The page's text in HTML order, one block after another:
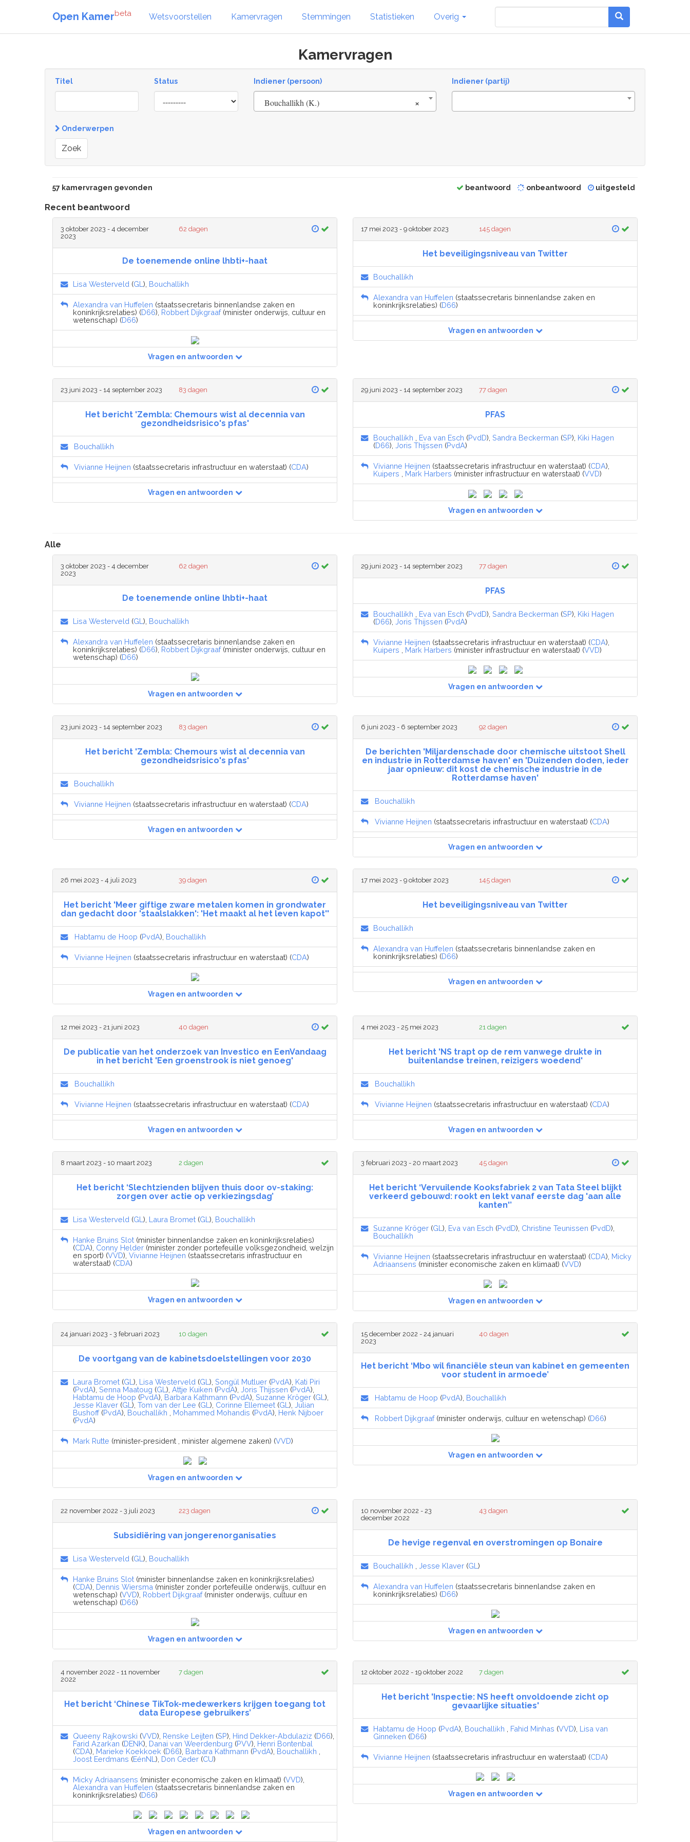
Open Kamerbeta Wetsvoorstellen Kamervragen Stemmingen Statistieken Overig
Kamervragen
Titel Status
[invalid
name]
Indiener (persoon)
×
Bouchallikh (K.)
Indiener (partij)
Onderwerpen
Zoek
57 kamervragen gevonden beantwoord onbeantwoord uitgesteld
Recent beantwoord
3 oktober 2023 - 4 december
2023
62 dagen
De toenemende online lhbti+-haat
Lisa Westerveld (GL ), Bouchallikh
Alexandra van Huffelen (staatssecretaris binnenlandse zaken en
koninkrijksrelaties) (D66), Robbert Dijkgraaf(minister onderwijs, cultuur en
wetenschap) (D66)
Vragen en antwoorden
17 mei 2023 - 9 oktober 2023 145 dagen
Het beveiligingsniveau van Twitter
Bouchallikh
Alexandra van Huffelen (staatssecretaris binnenlandse zaken en
koninkrijksrelaties) (D66)
Vragen en antwoorden
23 juni 2023 - 14 september 2023 83 dagen
Het bericht 'Zembla: Chemours wist al decennia van
gezondheidsrisico's pfas'
Bouchallikh
Vivianne Heijnen (staatssecretaris infrastructuur en waterstaat) (CDA)
Vragen en antwoorden
29 juni 2023 - 14 september 2023 77 dagen
PFAS
Bouchallikh Eva van Esch (PvdD), Sandra Beckerman (SP), Kiki Hagen
(D66), Joris Thijssen (PvdA)
Vivianne Heijnen (staatssecretaris infrastructuur en waterstaat) (CDA),
Kuipers
Mark Harbers (minister infrastructuur en waterstaat) (VVD)
Vragen en antwoorden
Alle
3 oktober 2023 - 4 december
2023
62 dagen
De toenemende online lhbti+-haat
Lisa Westerveld (GL ), Bouchallikh
Alexandra van Huffelen (staatssecretaris binnenlandse zaken en
koninkrijksrelaties) (D66), Robbert Dijkgraaf(minister onderwijs, cultuur en
wetenschap) (D66)
Vragen en antwoorden
29 juni 2023 - 14 september 2023 77 dagen
PFAS
Bouchallikh Eva van Esch (PvdD), Sandra Beckerman (SP), Kiki Hagen
(D66), Joris Thijssen (PvdA)
Vivianne Heijnen (staatssecretaris infrastructuur en waterstaat) (CDA),
Kuipers
Mark Harbers (minister infrastructuur en waterstaat) (VVD)
Vragen en antwoorden
23 juni 2023 - 14 september 2023 83 dagen
Het bericht 'Zembla: Chemours wist al decennia van
gezondheidsrisico's pfas'
Bouchallikh
Vivianne Heijnen (staatssecretaris infrastructuur en waterstaat) (CDA)
Vragen en antwoorden
6 juni 2023 - 6 september 2023 92 dagen
De berichten 'Miljardenschade door chemische uitstoot Shell
en industrie in Rotterdamse haven' en 'Duizenden doden, ieder
jaar opnieuw: dit kost de chemische industrie in de
Rotterdamse haven'
Bouchallikh
Vivianne Heijnen (staatssecretaris infrastructuur en waterstaat) (CDA)
Vragen en antwoorden
26 mei 2023 - 4 juli 2023 39 dagen
Het bericht 'Meer giftige zware metalen komen in grondwater
dan gedacht door 'staalslakken': 'Het maakt al het leven kapot''
Habtamu de Hoop (PvdA), Bouchallikh
Vivianne Heijnen (staatssecretaris infrastructuur en waterstaat) (CDA)
Vragen en antwoorden
17 mei 2023 - 9 oktober 2023 145 dagen
Het beveiligingsniveau van Twitter
Bouchallikh
Alexandra van Huffelen (staatssecretaris binnenlandse zaken en
koninkrijksrelaties) (D66)
Vragen en antwoorden
12 mei 2023 - 21 juni 2023 40 dagen
De publicatie van het onderzoek van Investico en EenVandaag
in het bericht 'Een groenstrook is niet genoeg'
Bouchallikh
Vivianne Heijnen (staatssecretaris infrastructuur en waterstaat) (CDA)
Vragen en antwoorden
4 mei 2023 - 25 mei 2023 21 dagen
Het bericht 'NS trapt op de rem vanwege drukte in
buitenlandse treinen, reizigers woedend'
Bouchallikh
Vivianne Heijnen (staatssecretaris infrastructuur en waterstaat) (CDA)
Vragen en antwoorden
8 maart 2023 - 10 maart 2023 2 dagen
Het bericht ‘Slechtzienden blijven thuis door ov-staking:
zorgen over actie op verkiezingsdag’
Lisa Westerveld (GL ), Laura Bromet (GL ), Bouchallikh
Hanke Bruins Slot (minister binnenlandse zaken en koninkrijksrelaties)
(CDA), Conny Helder (minister zonder portefeuille volksgezondheid, welzijn
en sport) (VVD), Vivianne Heijnen (staatssecretaris infrastructuur en
waterstaat) (CDA)
Vragen en antwoorden
3 februari 2023 - 20 maart 2023 45 dagen
Het bericht ‘Vervuilende Kooksfabriek 2 van Tata Steel blijkt
verkeerd gebouwd: rookt en lekt vanaf eerste dag 'aan alle
kanten'’
Suzanne Kröger (GL ), Eva van Esch (PvdD), Christine Teunissen (PvdD),
Bouchallikh
Vivianne Heijnen (staatssecretaris infrastructuur en waterstaat) (CDA), Micky
Adriaansens (minister economische zaken en klimaat) (VVD)
Vragen en antwoorden
24 januari 2023 - 3 februari 2023 10 dagen
De voortgang van de kabinetsdoelstellingen voor 2030
Laura Bromet (GL ), Lisa Westerveld (GL ), Songül Mutluer (PvdA), Kati Piri
(PvdA), Senna Maatoug (GL ), Attje Kuiken (PvdA), Joris Thijssen (PvdA),
Habtamu de Hoop (PvdA), Barbara Kathmann (PvdA), Suzanne Kröger (GL ),
Jesse Klaver (GL ), Tom van der Lee (GL ), Corinne Ellemeet (GL ), Julian
Bushoff(PvdA), Bouchallikh Mohammed Mohandis (PvdA), Henk Nijboer
(PvdA)
Mark Rutte (minister-president , minister algemene zaken) (VVD)
Vragen en antwoorden
15 december 2022 - 24 januari
2023
40 dagen
Het bericht ‘Mbo wil financiële steun van kabinet en gemeenten
voor student in armoede’
Habtamu de Hoop (PvdA), Bouchallikh
Robbert Dijkgraaf(minister onderwijs, cultuur en wetenschap) (D66)
Vragen en antwoorden
22 november 2022 - 3 juli 2023 223 dagen
Subsidiëring van jongerenorganisaties
Lisa Westerveld (GL ), Bouchallikh
Hanke Bruins Slot (minister binnenlandse zaken en koninkrijksrelaties)
(CDA), Dennis Wiersma (minister zonder portefeuille onderwijs, cultuur en
wetenschap) (VVD), Robbert Dijkgraaf(minister onderwijs, cultuur en
wetenschap) (D66)
Vragen en antwoorden
10 november 2022 - 23
december 2022
43 dagen
De hevige regenval en overstromingen op Bonaire
Bouchallikh Jesse Klaver (GL )
Alexandra van Huffelen (staatssecretaris binnenlandse zaken en
koninkrijksrelaties) (D66)
Vragen en antwoorden
4 november 2022 - 11 november
2022
7 dagen
Het bericht ‘Chinese TikTok-medewerkers krijgen toegang tot
data Europese gebruikers’
Queeny Rajkowski (VVD), Renske Leijten (SP), Hind Dekker-Abdulaziz (D66),
Farid Azarkan (DENK), Danai van Weerdenburg (PVV), Henri Bontenbal
(CDA), Marieke Koekkoek (D66), Barbara Kathmann (PvdA), Bouchallikh
Joost Eerdmans (EénNL ), Don Ceder (CU)
Micky Adriaansens (minister economische zaken en klimaat) (VVD),
Alexandra van Huffelen (staatssecretaris binnenlandse zaken en
koninkrijksrelaties) (D66)
Vragen en antwoorden
12 oktober 2022 - 19 oktober 2022 7 dagen
Het bericht 'Inspectie: NS heeft onvoldoende zicht op
gevaarlijke situaties'
Habtamu de Hoop (PvdA), Bouchallikh Fahid Minhas (VVD), Lisa van
Ginneken (D66)
Vivianne Heijnen (staatssecretaris infrastructuur en waterstaat) (CDA)
Vragen en antwoorden